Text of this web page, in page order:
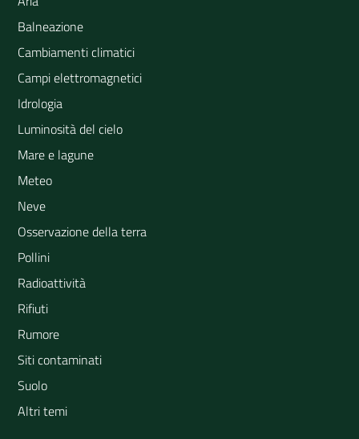
Balneazione
Cambiamenti climatici
Campi elettromagnetici
Idrologia
Luminosità del cielo
Mare e lagune
Meteo
Neve
Osservazione della terra
Pollini
Radioattività
Rifiuti
Rumore
Siti contaminati
Suolo
Altri temi